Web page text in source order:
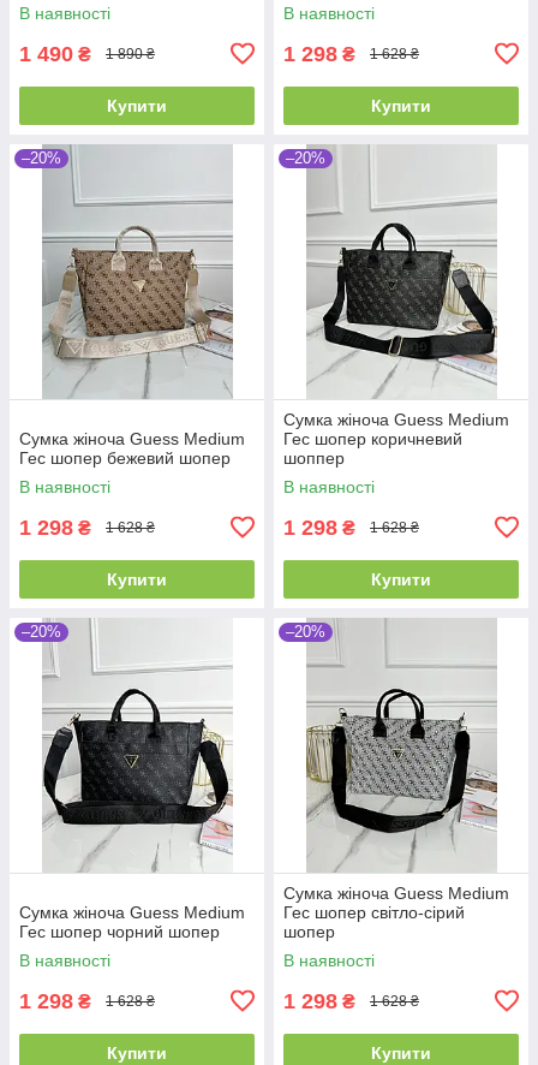
В наявності
1 490 ₴ 1 890 ₴
Купити
В наявності
1 298 ₴ 1 628 ₴
Купити
–20%
Сумка жіноча Guess Medium
Гес шопер бежевий шопер
В наявності
1 298 ₴ 1 628 ₴
Купити
–20%
Сумка жіноча Guess Medium
Гес шопер коричневий
шоппер
В наявності
1 298 ₴ 1 628 ₴
Купити
–20%
Сумка жіноча Guess Medium
Гес шопер чорний шопер
В наявності
1 298 ₴ 1 628 ₴
Купити
–20%
Сумка жіноча Guess Medium
Гес шопер світло-сірий
шопер
В наявності
1 298 ₴ 1 628 ₴
Купити